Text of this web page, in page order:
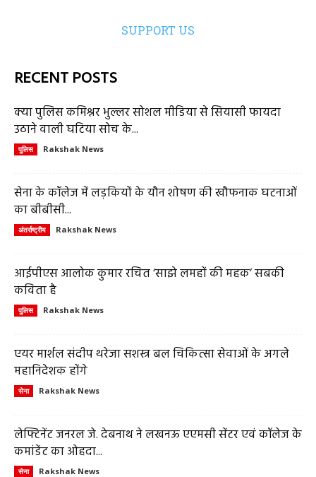
SUPPORT US
RECENT POSTS
क्या पुलिस कमिश्नर भुल्लर सोशल मीडिया से सियासी फायदा
उठाने वाली घटिया सोच के...
पुलिस Rakshak News
सेना के कॉलेज में लड़कियों के यौन शोषण की खौफनाक घटनाओं
का बीबीसी...
अंतर्राष्ट्रीय Rakshak News
आईपीएस आलोक कुमार रचित ‘साझे लमहों की महक’ सबकी
कविता है
पुलिस Rakshak News
एयर मार्शल संदीप थरेजा सशस्त्र बल चिकित्सा सेवाओं के अगले
महानिदेशक होंगे
सेना Rakshak News
लेफ्टिनेंट जनरल जे. देबनाथ ने लखनऊ एएमसी सेंटर एवं कॉलेज के
कमांडेंट का ओहदा...
सेना Rakshak News